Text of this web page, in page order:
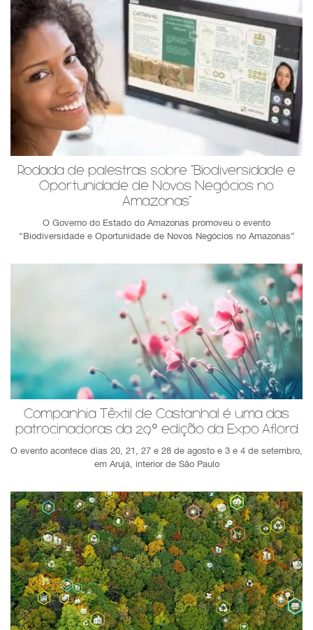
Rodada de palestras sobre “Biodiversidade e
Oportunidade de Novos Negócios no
Amazonas”
O Governo do Estado do Amazonas promoveu o evento
“Biodiversidade e Oportunidade de Novos Negócios no Amazonas”
Companhia Têxtil de Castanhal é uma das
patrocinadoras da 29° edição da Expo Aflord
O evento acontece dias 20, 21, 27 e 28 de agosto e 3 e 4 de setembro,
em Arujá, interior de São Paulo